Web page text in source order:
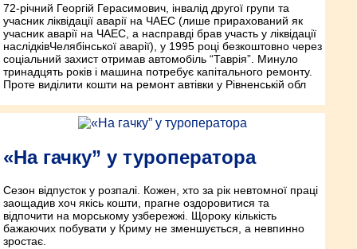
72-річний Георгій Герасимович, інвалід другої групи та
учасник ліквідації аварії на ЧАЕС (лише прирахований як
учасник аварії на ЧАЕС, а насправді брав участь у ліквідації
наслідківЧелябінської аварії), у 1995 році безкоштовно через
соціальний захист отримав автомобіль “Таврія”. Минуло
тринадцять років і машина потребує капітального ремонту.
Проте виділити кошти на ремонт автівки у Рівненській обл
«На гачку” у туроператора
Сезон відпусток у розпалі. Кожен, хто за рік невтомної праці
заощадив хоч якісь кошти, прагне оздоровитися та
відпочити на морському узбережжі. Щороку кількість
бажаючих побувати у Криму не зменшується, а невпинно
зростає.